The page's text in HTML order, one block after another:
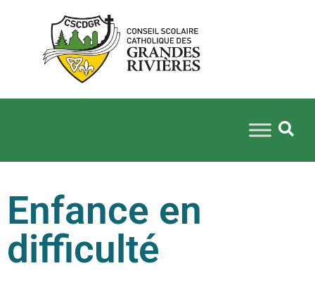
Enfance en
difficulté